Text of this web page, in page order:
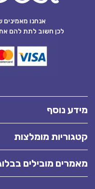
אנחנו
לכן חשוב לתת להם
מידע נוסף
קטגוריות מומלצות
מאמרים מובילים